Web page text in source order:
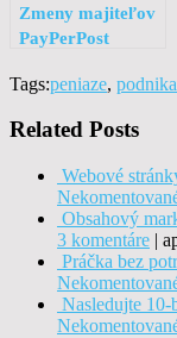
Zmeny majiteľov
PayPerPost
Tags:peniaze,
Related Posts
Webové
Obsahový
3 komentáre |
Práčka bez
Nasledujte